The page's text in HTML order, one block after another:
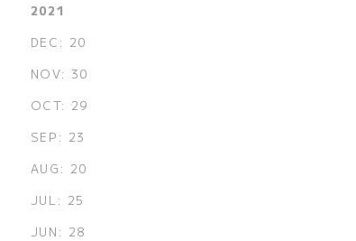
2021
DEC: 20
NOV: 30
OCT: 29
SEP: 23
AUG: 20
JUL: 25
JUN: 28